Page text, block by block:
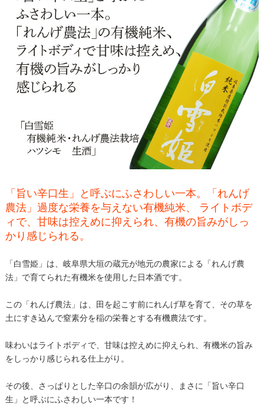
「旨い辛口生」と呼ぶにふさわしい一本。「れんげ
農法」過度な栄養を与えない有機純米、 ライトボデ
ィで、甘味は控えめに抑えられ、有機の旨みがしっ
かり感じられる。
「白雪姫」は、岐阜県大垣の蔵元が地元の農家による「れんげ農
法」で育てられた有機米を使用した日本酒です。
この「れんげ農法」は、田を起こす前にれんげ草を育て、その草を
土にすき込んで窒素分を稲の栄養とする有機農法です。
味わいはライトボディで、甘味は控えめに抑えられ、有機米の旨み
をしっかり感じられる仕上がり。
その後、さっぱりとした辛口の余韻が広がり、まさに「旨い辛口
生」と呼ぶにふさわしい一本です！